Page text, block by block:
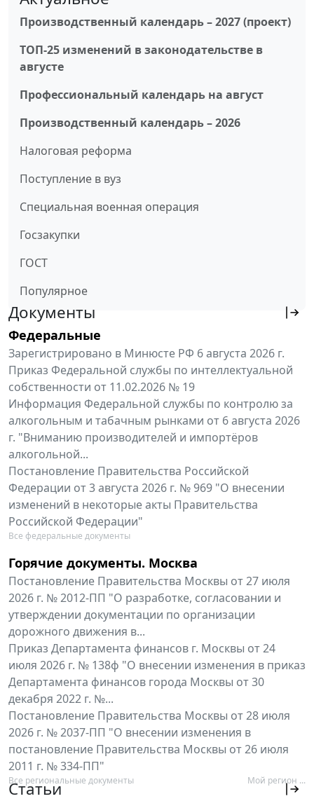
Производственный календарь – 2027 (проект)
ТОП-25 изменений в законодательстве в
августе
Профессиональный календарь на август
Производственный календарь – 2026
Налоговая реформа
Поступление в вуз
Специальная военная операция
Госзакупки
ГОСТ
Популярное
Документы
Федеральные
Зарегистрировано в Минюсте РФ 6 августа 2026 г.
Приказ Федеральной службы по интеллектуальной
собственности от 11.02.2026 № 19
Информация Федеральной службы по контролю за
алкогольным и табачным рынками от 6 августа 2026
г. "Вниманию производителей и импортёров
алкогольной...
Постановление Правительства Российской
Федерации от 3 августа 2026 г. № 969 "О внесении
изменений в некоторые акты Правительства
Российской Федерации"
Все федеральные документы
Горячие документы. Москва
Постановление Правительства Москвы от 27 июля
2026 г. № 2012-ПП "О разработке, согласовании и
утверждении документации по организации
дорожного движения в...
Приказ Департамента финансов г. Москвы от 24
июля 2026 г. № 138ф "О внесении изменения в приказ
Департамента финансов города Москвы от 30
декабря 2022 г. №...
Постановление Правительства Москвы от 28 июля
2026 г. № 2037-ПП "О внесении изменения в
постановление Правительства Москвы от 26 июля
2011 г. № 334-ПП"
Все региональные документы Мой регион ...
Статьи